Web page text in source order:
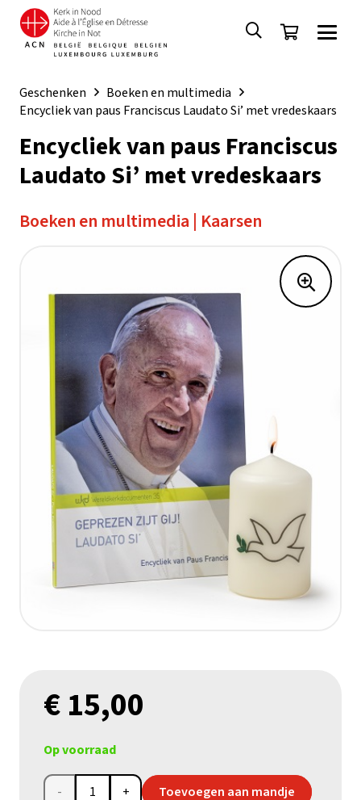
Geschenken
Boeken en multimedia
Encycliek van paus Franciscus Laudato Si’ met vredeskaars
Encycliek van paus Franciscus
Laudato Si’ met vredeskaars
Boeken en multimedia | Kaarsen
€15,00
Op voorraad
Encycliek
Toevoegen aan mandje